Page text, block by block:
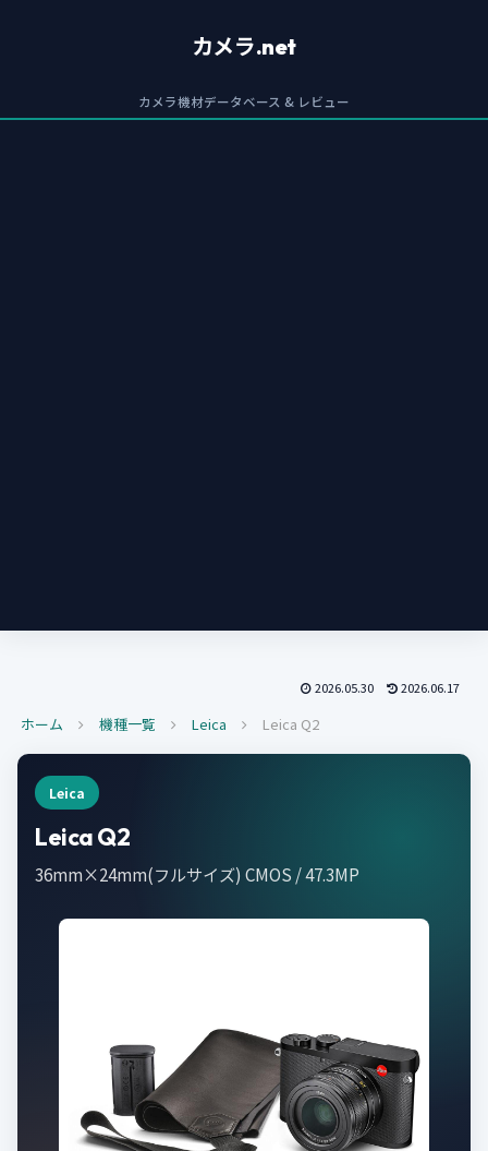
カメラ.net
カメラ機材データベース & レビュー
2026.05.30 2026.06.17
ホーム 機種一覧 Leica Leica Q2
Leica
Leica Q2
36mm×24mm(フルサイズ) CMOS / 47.3MP